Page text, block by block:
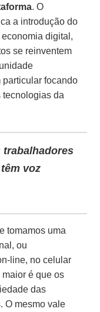
. O
a introdução do
digital,
se reinventem
particular focando
tecnologias da
trabalhadores
voz
tomamos uma
ou
line, no celular
é que os
das
O mesmo vale